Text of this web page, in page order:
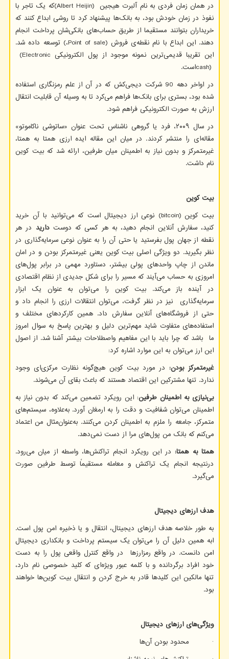
در همان زمان فردی به نام آلبرت هیجین(Albert Heijin)که یک تاجر با
نفوذ در زمان خودش بود، به بانک‌ها پیشنهاد کرد تا روشی ابداع کنند که
خریداران بتوانند مستقیما از طریق حساب‌های بانکی‌شان پرداخت انجام
دهند. این ابداع با نام نقطه‌ی فروش Point of sale)،( توسعه داده شد.
این تقریبا قدیمی‌ترین نمونه موجود از پول الکترونیکی (Electronic
cash)است.
در اواخر دهه 90 شرکت دیجی‌کش که در آن از علم رمزنگاری استفاده
شده بود، بستری برای بانک‌ها فراهم می‌کرد تا به وسیله آن قابلیت انتقال
ارزش به صورت الکترونیکی فراهم شود.
در سال ۲۰۰۹، فرد یا گروهی ناشناس تحت عنوان «ساتوشی ناکاموتو»
مقاله‌ای را منتشر کردند. در میان این مقاله ایده ارزی همتا به همتا،
غیرمتمرکز و بدون نیاز به اطمینان میان طرفین، ارائه شد که بیت کوین
نام داشت.
بیت کوین
بیت کوین(bitcoin) نوعی ارز دیجیتال است که می‌توانید با آن خرید
کنید، سفارش‌ آنلاین انجام دهید، به هر کسی که دوستدارید در هر
نقطه از جهان پول بفرستید یا حتی آن را به عنوان نوعی سرمایه‌گذاری در
نظر بگیرید. دو ویژگی اصلی بیت کوین یعنی غیرمتمرکز بودن و در امان
ماندن از چاپ واحدهای پولی بیشتر، دستاورد مهمی در برابر پول‌های
امروزی به حساب می‌آیند که مسیر را برای شکل جدیدی از نظام اقتصادی
در آینده باز می‌کند. بیت کوین را می‌توان به عنوان یک ابزار
سرمایه‌گذاری نیز در نظر گرفت، می‌توان انتقالات ارزی را انجام داد و
حتی از فروشگاه‌های آنلاین سفارش داد. همین کارکردهای مختلف و
استفاده‌های متفاوت شاید مهم‌ترین دلیل و بهترین پاسخ به سوال امروز
ما باشد که چرا باید با این مفاهیم واصطلاحات بیشتر آشنا شد. از اصول
این ارز می‌توان به این موارد اشاره کرد:
غیرمتمرکز بودن: در مورد بیت کوین هیچ‌گونه نظارت مرکزی‌ای وجود
ندارد. تنها مشترکین این اقتصاد هستند که باعث بقای آن می‌شوند.
بی‌نیازی به اطمینان طرفین: این رویکرد تضمین می‌کند که بدون نیاز به
اطمینان می‌توان شفافیت و دقت را به ارمغان آورد. به‌علاوه، سیستم‌های
متمرکز، جامعه را ملزم به اطمینان کردن می‌کنند. به‌عنوان‌مثال من اعتماد
می‌کنم که بانک من پول‌های مرا از دست نمی‌دهد.
همتا به همتا: در این رویکرد انجام تراکنش‌ها، واسطه از میان می‌رود.
درنتیجه انجام یک تراکنش و معامله مستقیماً توسط طرفین صورت
می‌گیرد.
هدف ارزهای دیجیتال
به طور خلاصه هدف ارزهای دیجیتال، انتقال و یا ذخیره امن پول است.
ابه همین دلیل آن را می‌توان یک سیستم پرداخت و بانکداری دیجیتال
امن دانست. در واقع رمزارزها در واقع کنترل واقعی پول را به دست
خود افراد برگردانده و با کلمه عبور ویژه‌ای که کلید خصوصی نام دارد،
تنها مالکین این کلیدها قادر به خرج کردن و انتقال بیت کوین‌ها خواهند
بود.
ویژگی‌های ارزهای دیجیتال
· محدود بودن آن‌ها